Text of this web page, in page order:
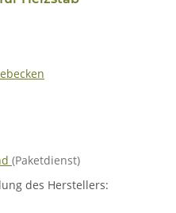
(Paketdienst)
des Herstellers: